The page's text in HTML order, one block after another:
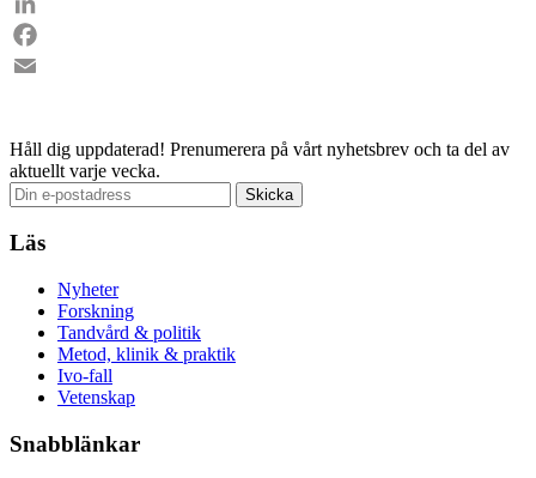
LinkedIn
Facebook
Håll dig uppdaterad! Prenumerera på vårt nyhetsbrev och ta del av
aktuellt varje vecka.
Läs
Nyheter
Forskning
Tandvård & politik
Metod, klinik & praktik
Ivo-fall
Vetenskap
Snabblänkar